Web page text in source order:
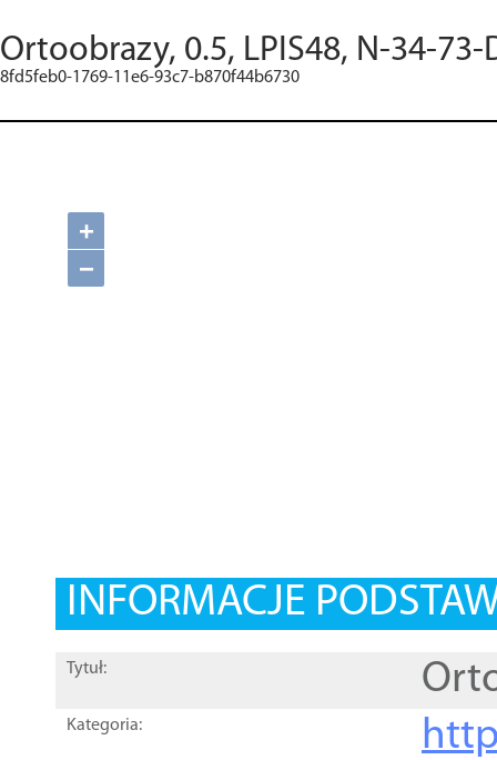
Ortoobrazy, 0.5, LPIS48, N-34-73-
8fd5feb0-1769-11e6-93c7-b870f44b6730
+
−
INFORMACJE
Tytuł:
Kategoria: